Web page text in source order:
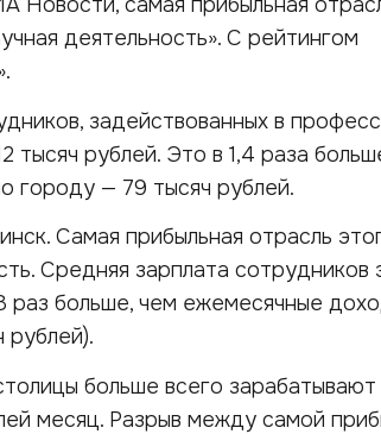
деятельность». С рейтингом
задействованных в
тысяч рублей. Это в 1,4 раза
городу — 79 тысяч рублей.
Самая прибыльная отрасль
Средняя зарплата сотрудников
раз больше, чем ежемесячные
рублей).
больше всего зарабатывают
месяц. Разрыв между самой